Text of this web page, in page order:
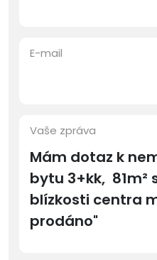
E-mail
Vaše zpráva